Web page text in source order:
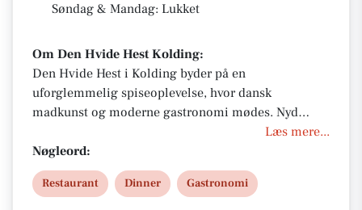
Søndag & Mandag: Lukket
Om Den Hvide Hest Kolding:
Den Hvide Hest i Kolding byder på en
uforglemmelig spiseoplevelse, hvor dansk
madkunst og moderne gastronomi mødes. Nyd
frokost, aftenmenu eller særlige selskaber i
stemningsfulde omgivelser. Perfekt til både private
og erhverv. Fokus på smag, bæredygtighed og
kvalitet. Book bord og smag forskellen.
Læs mere...
Nøgleord:
Restaurant Dinner Gastronomi